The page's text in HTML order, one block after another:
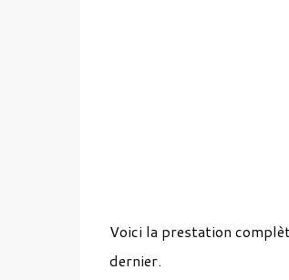
Voici la prestation
dernier.